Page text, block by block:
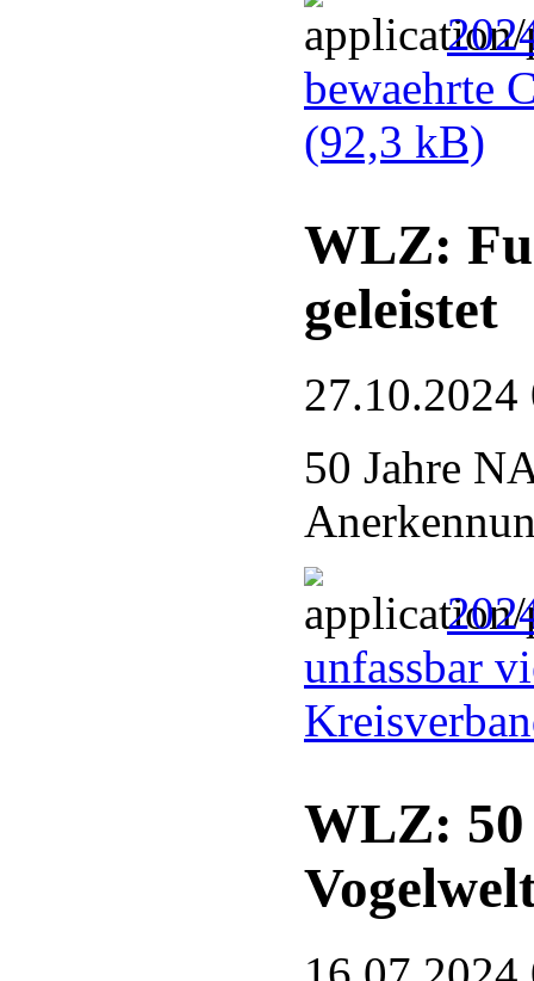
bewaehrte
(92,3 kB)
WLZ:
geleistet
27.10.2024
50 Jahre
unfassbar
WLZ: